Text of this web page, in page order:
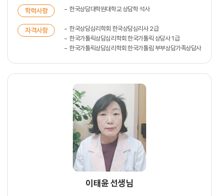
학력사항 한국상담대학원대학교 상담학 석사
자격사항
한국상담심리학회 한국상담심리사 2급
한국가톨릭상담심리학회 한국가톨릭 상담사 1급
한국가톨릭상담심리학회 한국가톨림 부부상담가족상담사
이태윤 선생님